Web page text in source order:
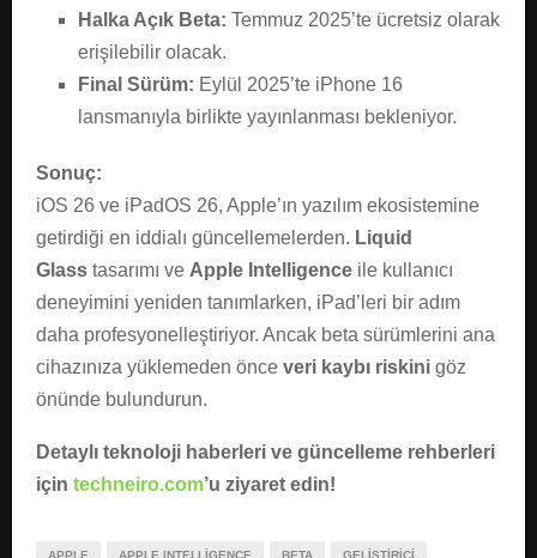
Halka Açık Beta: Temmuz 2025’te ücretsiz olarak
erişilebilir olacak.
Final Sürüm: Eylül 2025’te iPhone 16
lansmanıyla birlikte yayınlanması bekleniyor.
Sonuç:
iOS 26 ve iPadOS 26, Apple’ın yazılım ekosistemine
getirdiği en iddialı güncellemelerden. Liquid
Glass tasarımı ve Apple Intelligence ile kullanıcı
deneyimini yeniden tanımlarken, iPad’leri bir adım
daha profesyonelleştiriyor. Ancak beta sürümlerini ana
cihazınıza yüklemeden önce veri kaybı riskini göz
önünde bulundurun.
Detaylı teknoloji haberleri ve güncelleme rehberleri
için techneiro.com’u ziyaret edin!
APPLE APPLE INTELLIGENCE BETA GELIŞTIRICI